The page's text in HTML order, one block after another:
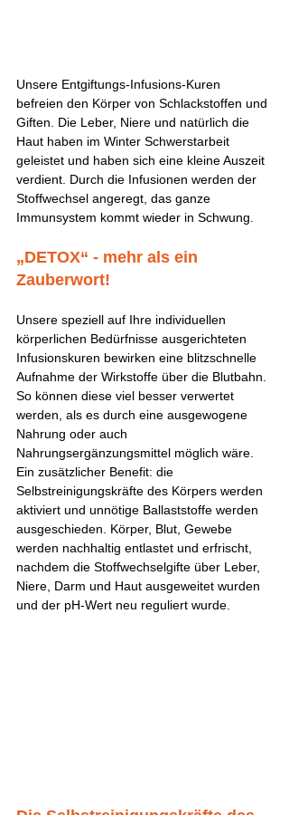
Unsere Entgiftungs-Infusions-Kuren
befreien den Körper von Schlackstoffen und
Giften. Die Leber, Niere und natürlich die
Haut haben im Winter Schwerstarbeit
geleistet und haben sich eine kleine Auszeit
verdient. Durch die Infusionen werden der
Stoffwechsel angeregt, das ganze
Immunsystem kommt wieder in Schwung.
„DETOX“ - mehr als ein
Zauberwort!
Unsere speziell auf Ihre individuellen
körperlichen Bedürfnisse ausgerichteten
Infusionskuren bewirken eine blitzschnelle
Aufnahme der Wirkstoffe über die Blutbahn.
So können diese viel besser verwertet
werden, als es durch eine ausgewogene
Nahrung oder auch
Nahrungsergänzungsmittel möglich wäre.
Ein zusätzlicher Benefit: die
Selbstreinigungskräfte des Körpers werden
aktiviert und unnötige Ballaststoffe werden
ausgeschieden. Körper, Blut, Gewebe
werden nachhaltig entlastet und erfrischt,
nachdem die Stoffwechselgifte über Leber,
Niere, Darm und Haut ausgeweitet wurden
und der pH-Wert neu reguliert wurde.